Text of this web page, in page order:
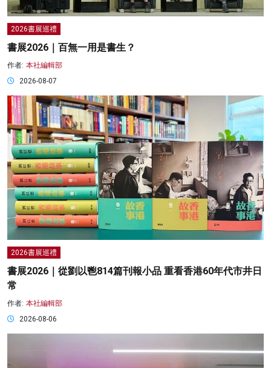
2026書展巡禮
書展2026｜百無一用是書生？
作者: 本社編輯部
2026-08-07
2026書展巡禮
書展2026｜從劉以鬯814篇刊報小品 重看香港60年代市井日
常
作者: 本社編輯部
2026-08-06